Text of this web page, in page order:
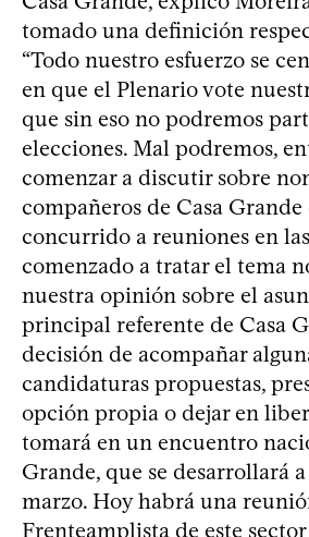
tomado una definición
“Todo nuestro esfuerzo se
en que el Plenario vote
que sin eso no podremos
elecciones. Mal podremos,
comenzar a discutir sobre
compañeros de Casa
concurrido a reuniones en
comenzado a tratar el tema
nuestra opinión sobre el
principal referente de Casa
decisión de acompañar
candidaturas propuestas,
opción propia o dejar en
tomará en un encuentro
Grande, que se desarrollará
marzo. Hoy habrá una
Frenteamplista de este